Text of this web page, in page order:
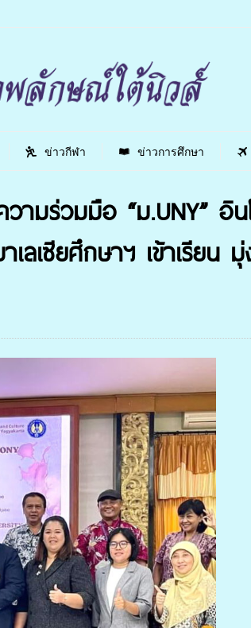
ข่าวกีฬา ข่าวการศึกษา
มร่วมมือ “ม.UNY” อิน
เลเซียศึกษาฯ เข้าเรี